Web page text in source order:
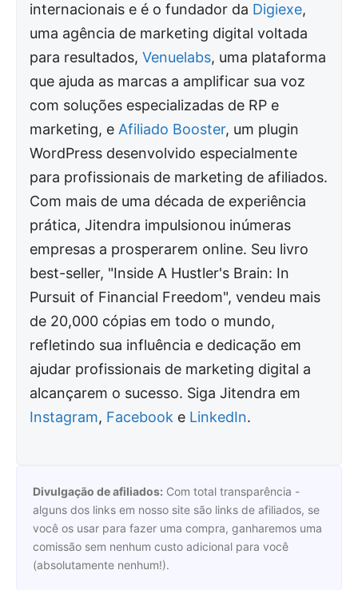
internacionais e é o fundador da Digiexe,
uma agência de marketing digital voltada
para resultados,Venuelabs, uma plataforma
que ajuda as marcas a amplificar sua voz
com soluções especializadas de RP e
marketing, eAfiliado Booster, um plugin
WordPress desenvolvido especialmente
para profissionais de marketing de afiliados.
Com mais de uma década de experiência
prática, Jitendra impulsionou inúmeras
empresas a prosperarem online. Seu livro
best-seller, "Inside A Hustler's Brain: In
Pursuit of Financial Freedom", vendeu mais
de 20,000 cópias em todo o mundo,
refletindo sua influência e dedicação em
ajudar profissionais de marketing digital a
alcançarem o sucesso. Siga Jitendra em
Instagram, Facebook e LinkedIn.
Divulgação de afiliados: Com total transparência -
alguns dos links em nosso site são links de afiliados, se
você os usar para fazer uma compra, ganharemos uma
comissão sem nenhum custo adicional para você
(absolutamente nenhum!).